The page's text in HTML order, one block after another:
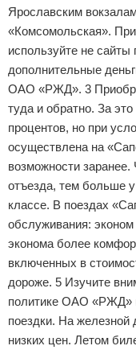
Ярославским
«Комсомольская». При
используйте не
дополнительные
ОАО «РЖД». 3
туда и обратно. За
процентов, но при
осуществлена на
возможности
отъезда, тем больше
классе. В поездах
обслуживания: эконом
эконома более
включенных в
дороже. 5 Изучите
политике ОАО «РЖД»
поездки. На железной
низких цен. Летом